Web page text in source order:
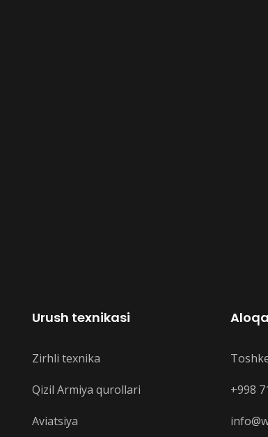
Urush texnikasi
Zirhli texnika
Qizil Armiya qurollari
Aviatsiya
Aloqa
+998